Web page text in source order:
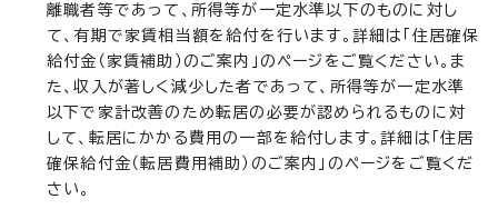
離職者等であって、所得等が一定水準以下のものに対し
て、有期で家賃相当額を給付を行います。詳細は「住居確保
給付金（家賃補助）のご案内」のページをご覧ください。ま
た、収入が著しく減少した者であって、所得等が一定水準
以下で家計改善のため転居の必要が認められるものに対
して、転居にかかる費用の一部を給付します。詳細は「住居
確保給付金（転居費用補助）のご案内」のページをご覧くだ
さい。